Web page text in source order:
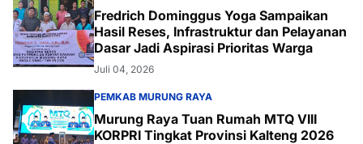
Fredrich Dominggus Yoga Sampaikan
Hasil Reses, Infrastruktur dan Pelayanan
Dasar Jadi Aspirasi Prioritas Warga
Juli 04, 2026
PEMKAB MURUNG RAYA
Murung Raya Tuan Rumah MTQ VIII
KORPRI Tingkat Provinsi Kalteng 2026